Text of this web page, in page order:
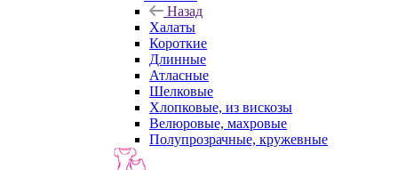
Назад
Халаты
Короткие
Длинные
Атласные
Шелковые
Хлопковые, из вискозы
Велюровые, махровые
Полупрозрачные, кружевные